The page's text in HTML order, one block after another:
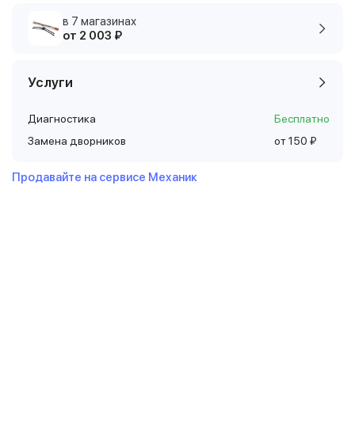
в 7 магазинах
от 2 003 ₽
Услуги
Диагностика
Бесплатно
Замена дворников
от 150 ₽
Продавайте на сервисе Механик